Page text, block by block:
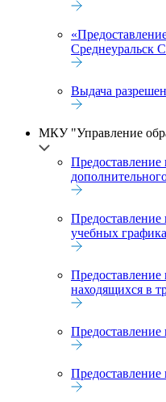
Среднеуральск
Выдача
МКУ "Управление
Предоставление
учебных
Предоставление
находящихся в
Предоставление
Предоставление